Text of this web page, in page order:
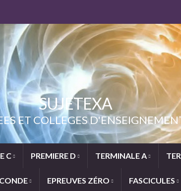
SUJETEXA
ET COLLEGES
C PREMIERE D TERMINALE A
EPREUVES ZÉRO FASCICULES